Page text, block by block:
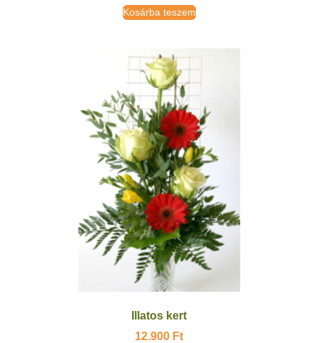
Kosárba teszem
Illatos kert
12.900 Ft